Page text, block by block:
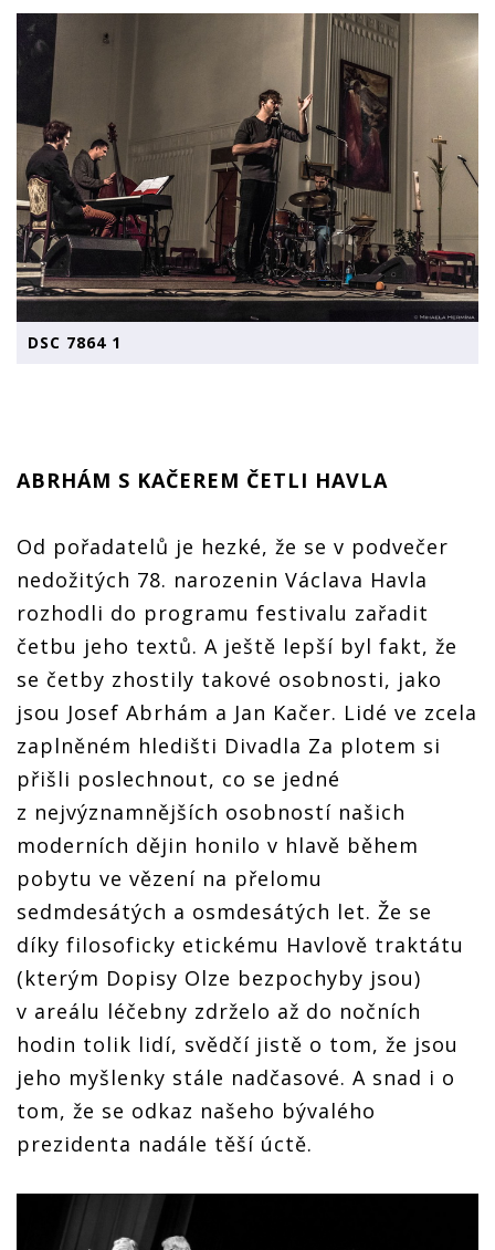
DSC 7864 1
ABRHÁM S KAČEREM ČETLI HAVLA
Od pořadatelů je hezké, že se v podvečer
nedožitých 78. narozenin Václava Havla
rozhodli do programu festivalu zařadit
četbu jeho textů. A ještě lepší byl fakt, že
se četby zhostily takové osobnosti, jako
jsou Josef Abrhám a Jan Kačer. Lidé ve zcela
zaplněném hledišti Divadla Za plotem si
přišli poslechnout, co se jedné
z nejvýznamnějších osobností našich
moderních dějin honilo v hlavě během
pobytu ve vězení na přelomu
sedmdesátých a osmdesátých let. Že se
díky filosoficky etickému Havlově traktátu
(kterým Dopisy Olze bezpochyby jsou)
v areálu léčebny zdrželo až do nočních
hodin tolik lidí, svědčí jistě o tom, že jsou
jeho myšlenky stále nadčasové. A snad i o
tom, že se odkaz našeho bývalého
prezidenta nadále těší úctě.